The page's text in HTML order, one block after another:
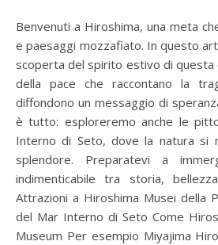
Benvenuti a Hiroshima, una meta che unisce storia, cultura
e paesaggi mozzafiato. In questo
scoperta del spirito estivo di questa
della pace che raccontano la
diffondono un messaggio di
è tutto: esploreremo anche le
Interno di Seto, dove la natura si
splendore. Preparatevi a
indimenticabile tra storia,
Attrazioni a Hiroshima Musei della
del Mar Interno di Seto Come
Museum Per esempio Miyajima